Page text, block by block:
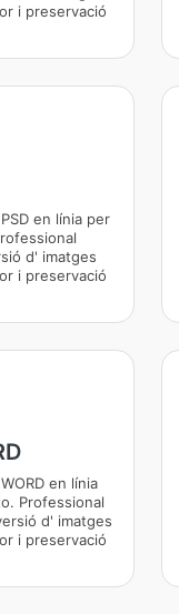
i preservació
en línia per
d' imatges
i preservació
en línia
Professional
d' imatges
i preservació